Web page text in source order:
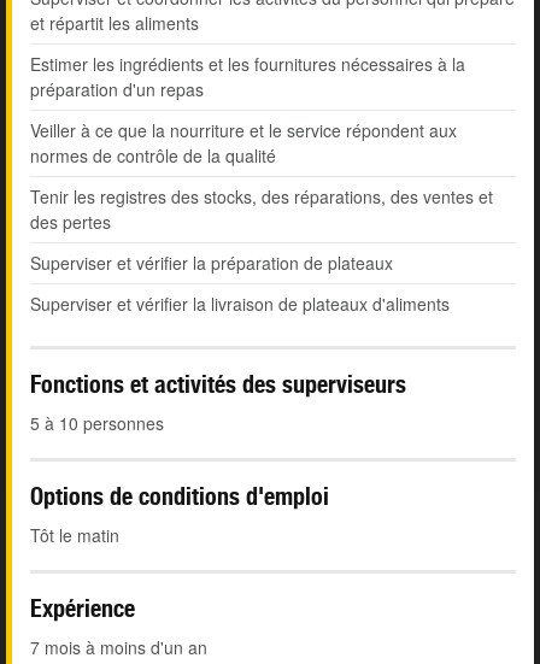
et répartit les aliments
Estimer les ingrédients et les fournitures nécessaires à la
préparation d'un repas
Veiller à ce que la nourriture et le service répondent aux
normes de contrôle de la qualité
Tenir les registres des stocks, des réparations, des ventes et
des pertes
Superviser et vérifier la préparation de plateaux
Superviser et vérifier la livraison de plateaux d'aliments
Fonctions et activités des superviseurs
5 à 10 personnes
Options de conditions d'emploi
Tôt le matin
Expérience
7 mois à moins d'un an